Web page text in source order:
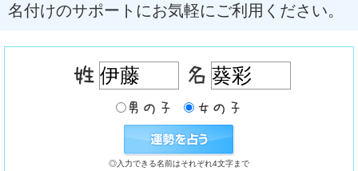
名付けのサポートにお気軽にご利用ください。
◎入力できる名前はそれぞれ4文字まで